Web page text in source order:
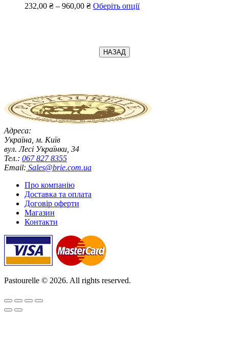
232,00 ₴ – 960,00 ₴ Оберіть опції
НАЗАД
Адреса:
Україна, м. Київ
вул. Лесі Українки, 34
Тел.: 067 827 8355
Email: Sales@brie.com.ua
Про компанію
Доставка та оплата
Договір оферти
Магазин
Контакти
Pastourelle © 2026. All rights reserved.